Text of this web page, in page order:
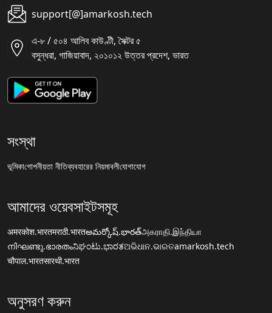
support[@]amarkosh.tech
এ-৮ / ৫০৪ আলিব কাউণ্টী, সৈক্টর ৫
বসুন্ধরা, গাজিয়াবাদ, ২০১০১২ উত্তর প্রদেশ, ভারত
সংস্থা
ভূমিকাগোপনীয়তা নীতিব্যবহারের নিয়মাবলীযোগাযোগ
আমাদের ওয়েবসাইটসমূহ
अमरकोश.भारतमराठी.भारतఅమర్కోష్.భారత్அகராதி.இந்தியா
നിഘണ്ടു.ഭാരതംನಿಘಂಟು.ಭಾರತଅଭିଧାନ.ଭାରତamarkosh.tech
चौपाल.भारतसारथी.भारत
অনুসরণ করুন